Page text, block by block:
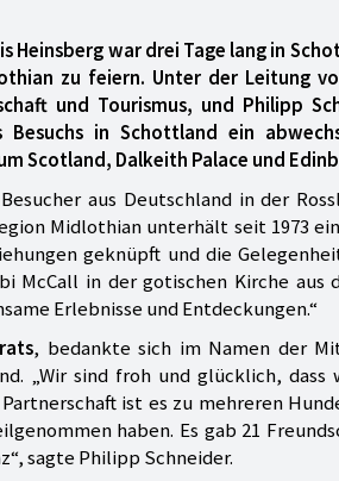
Heinsberg war drei Tage lang in
zu feiern. Unter der Leitung
und Tourismus, und Philipp
in Schottland ein
Scotland, Dalkeith Palace und
aus Deutschland in der
Midlothian unterhält seit 1973
geknüpft und die
McCall in der gotischen Kirche aus
Erlebnisse und Entdeckungen.“
, bedankte sich im Namen der
„Wir sind froh und glücklich,
ist es zu mehreren
haben. Es gab 21
sagte Philipp Schneider.